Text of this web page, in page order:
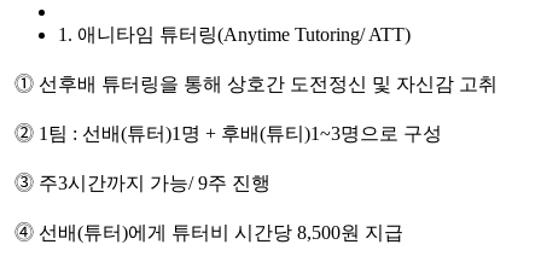
1. 애니타임 튜터링(Anytime Tutoring/ ATT)
⓵ 선후배 튜터링을 통해 상호간 도전정신 및 자신감 고취
⓶ 1팀 : 선배(튜터)1명 + 후배(튜티)1~3명으로 구성
⓷ 주3시간까지 가능/ 9주 진행
⓸ 선배(튜터)에게 튜터비 시간당 8,500원 지급